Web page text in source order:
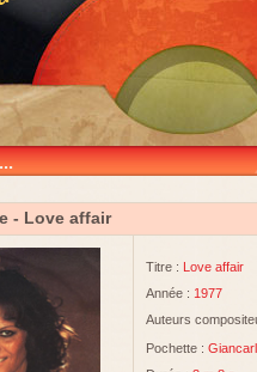
- Love affair
Titre : Love affair
Année : 1977
Auteurs
Pochette :